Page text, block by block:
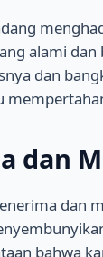
alami
dan
dan
dan
bahwa